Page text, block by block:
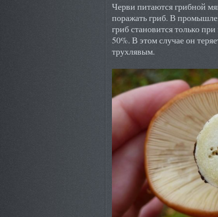
Черви питаются грибной
поражать гриб. В
гриб становится только
50%. В этом случае он
трухлявым.